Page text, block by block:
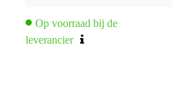
Op voorraad bij de
leverancier